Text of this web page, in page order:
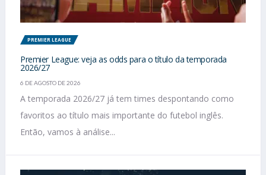
PREMIER LEAGUE
Premier League: veja as odds para o título da temporada
2026/27
6 DE AGOSTO DE 2026
A temporada 2026/27 já tem times despontando como
favoritos ao título mais importante do futebol inglês.
Então, vamos à análise...